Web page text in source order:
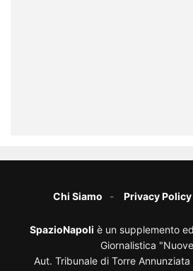
Chi Siamo Privacy Policy
SpazioNapoli è un supplemento
Giornalistica
Aut. Tribunale di Torre